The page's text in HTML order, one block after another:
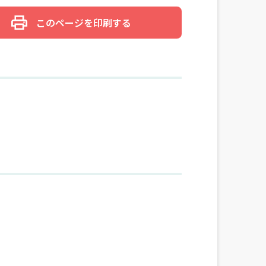
このページを印刷する